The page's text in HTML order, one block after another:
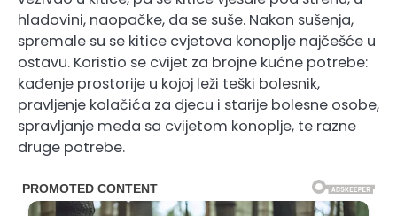
hladovini, naopačke, da se suše. Nakon sušenja,
spremale su se kitice cvjetova konoplje najčešće u
ostavu. Koristio se cvijet za brojne kućne potrebe:
kađenje prostorije u kojoj leži teški bolesnik,
pravljenje kolačića za djecu i starije bolesne osobe,
spravljanje meda sa cvijetom konoplje, te razne
druge potrebe.